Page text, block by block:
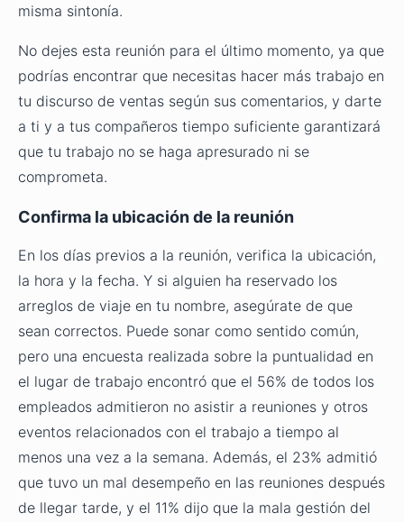
misma sintonía.
No dejes esta reunión para el último momento, ya que
podrías encontrar que necesitas hacer más trabajo en
tu discurso de ventas según sus comentarios, y darte
a ti y a tus compañeros tiempo suficiente garantizará
que tu trabajo no se haga apresurado ni se
comprometa.
Confirma la ubicación de la reunión
En los días previos a la reunión, verifica la ubicación,
la hora y la fecha. Y si alguien ha reservado los
arreglos de viaje en tu nombre, asegúrate de que
sean correctos. Puede sonar como sentido común,
pero una encuesta realizada sobre la puntualidad en
el lugar de trabajo encontró que el 56% de todos los
empleados admitieron no asistir a reuniones y otros
eventos relacionados con el trabajo a tiempo al
menos una vez a la semana. Además, el 23% admitió
que tuvo un mal desempeño en las reuniones después
de llegar tarde, y el 11% dijo que la mala gestión del